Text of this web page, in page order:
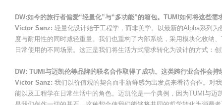
DW:如今的旅行者偏爱“轻量化”与“多功能”的箱包。TUMI如何将这些需
Victor Sanz: 轻量化设计始于工程学，而非美学。以最新的Alpha系列
度与耐用性的同时减轻重量。我们也重构了内部系统，采用模块化收纳
日常使用的不同场景。这正是我们将生活方式需求转化为设计的方式：
DW: TUMI与迈凯伦等品牌的联名合作取得了成功。这类跨行业合作会
Victor Sanz: 我们以价值观的契合而非新鲜感为出发点来看待合作。对
能以及工程学在日常生活中的角色。迈凯伦是一个典例，因为TUMI与